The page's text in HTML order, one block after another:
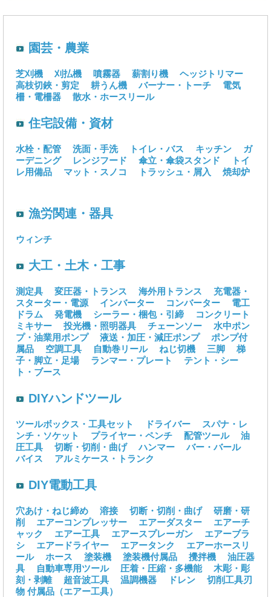
園芸・農業
芝刈機 刈払機 噴霧器 薪割り機
ヘッジトリマー
高枝切鋏・剪定
耕うん機 バーナー・トーチ
電気
柵・電柵器
散水・ホースリール
住宅設備・資材
水栓・配管 洗面・手洗 トイレ・バス キッチン
ガ
ーデニング
レンジフード 傘立・傘袋スタンド
トイ
レ用備品
マット・スノコ トラッシュ・屑入 焼却炉
漁労関連・器具
ウィンチ
大工・土木・工事
測定具 変圧器・トランス 海外用トランス
充電器・
スターター・電源
インバーター コンバーター
電工
ドラム
発電機 シーラー・梱包・引締
コンクリート
ミキサー
投光機・照明器具 チェーンソー
水中ポン
プ・油業用ポンプ
液送・加圧・減圧ポンプ
ポンプ付
属品
空調工具 自動巻リール ねじ切機 三脚
梯
子・脚立・足場
ランマー・プレート
テント・シー
ト・ブース
DIYハンドツール
ツールボックス・工具セット ドライバー
スパナ・レ
ンチ・ソケット
プライヤー・ペンチ 配管ツール
油
圧工具
切断・切削・曲げ ハンマー
バー・バール
バイス
アルミケース・トランク
DIY電動工具
穴あけ・ねじ締め 溶接 切断・切削・曲げ
研磨・研
削
エアーコンプレッサー エアーダスター
エアーチ
ャック
エアー工具 エアースプレーガン
エアーブラ
シ
エアードライヤー エアータンク
エアーホースリ
ール
ホース 塗装機 塗装機付属品 攪拌機
油圧器
具
自動車専用ツール 圧着・圧縮・多機能
木彫・彫
刻・剥離
超音波工具 温調機器 ドレン
切削工具刃
物 付属品（エアー工具）